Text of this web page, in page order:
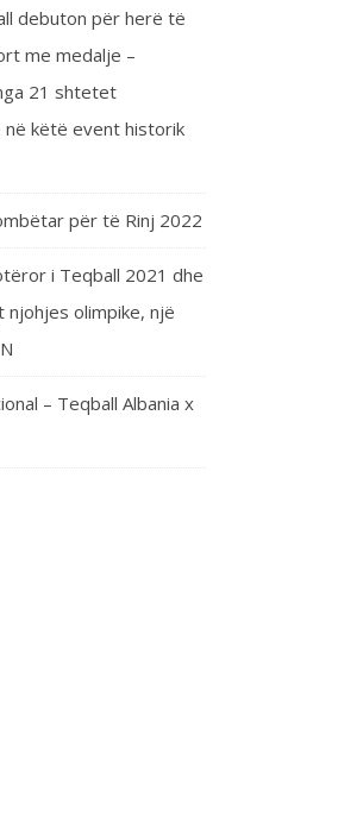
debuton për herë të
me medalje –
21 shtetet
këtë event historik
për të Rinj 2022
i Teqball 2021 dhe
olimpike, një
– Teqball Albania x